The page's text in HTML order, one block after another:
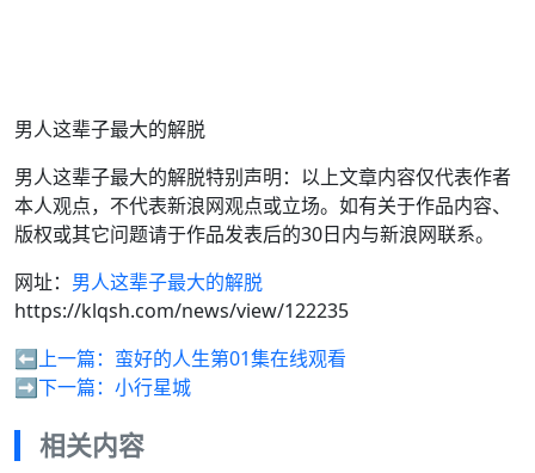
男人这辈子最大的解脱
男人这辈子最大的解脱特别声明：以上文章内容仅代表作者
本人观点，不代表新浪网观点或立场。如有关于作品内容、
版权或其它问题请于作品发表后的30日内与新浪网联系。
网址： 男人这辈子最大的解脱
https://klqsh.com/news/view/122235
⬅️上一篇： 蛮好的人生第01集在线观看
➡️下一篇： 小行星城
相关内容